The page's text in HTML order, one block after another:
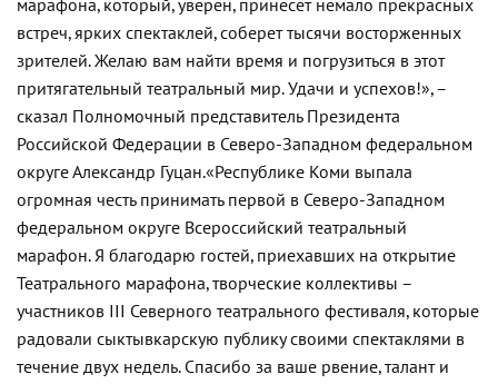
марафона, который, уверен, принесет немало прекрасных
встреч, ярких спектаклей, соберет тысячи восторженных
зрителей. Желаю вам найти время и погрузиться в этот
притягательный театральный мир. Удачи и успехов!», –
сказал Полномочный представитель Президента
Российской Федерации в Северо-Западном федеральном
округе Александр Гуцан.«Республике Коми выпала
огромная честь принимать первой в Северо-Западном
федеральном округе Всероссийский театральный
марафон. Я благодарю гостей, приехавших на открытие
Театрального марафона, творческие коллективы –
участников III Северного театрального фестиваля, которые
радовали сыктывкарскую публику своими спектаклями в
течение двух недель. Спасибо за ваше рвение, талант и